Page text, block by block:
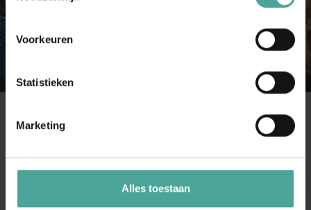
Voorkeuren
Statistieken
Marketing
Alles toestaan
Waarom Mechelen?
Mechelen is compact, goed bereikbaar en biedt